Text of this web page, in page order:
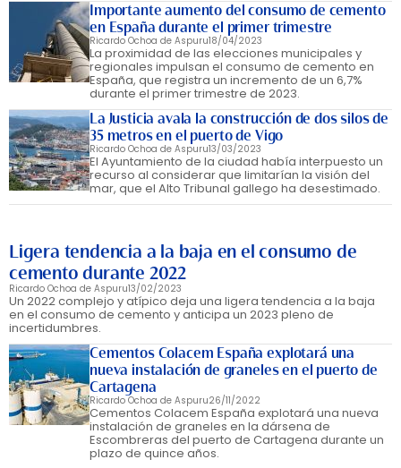
Importante aumento del consumo de cemento
en España durante el primer trimestre
Ricardo Ochoa de Aspuru18/04/2023
La proximidad de las elecciones municipales y
regionales impulsan el consumo de cemento en
España, que registra un incremento de un 6,7%
durante el primer trimestre de 2023.
La Justicia avala la construcción de dos silos de
35 metros en el puerto de Vigo
Ricardo Ochoa de Aspuru13/03/2023
El Ayuntamiento de la ciudad había interpuesto un
recurso al considerar que limitarían la visión del
mar, que el Alto Tribunal gallego ha desestimado.
Ligera tendencia a la baja en el consumo de
cemento durante 2022
Ricardo Ochoa de Aspuru13/02/2023
Un 2022 complejo y atípico deja una ligera tendencia a la baja
en el consumo de cemento y anticipa un 2023 pleno de
incertidumbres.
Cementos Colacem España explotará una
nueva instalación de graneles en el puerto de
Cartagena
Ricardo Ochoa de Aspuru26/11/2022
Cementos Colacem España explotará una nueva
instalación de graneles en la dársena de
Escombreras del puerto de Cartagena durante un
plazo de quince años.